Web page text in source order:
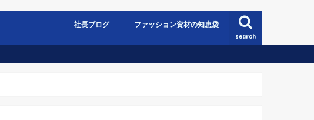
search
社長ブログ ファッション資材の知恵袋